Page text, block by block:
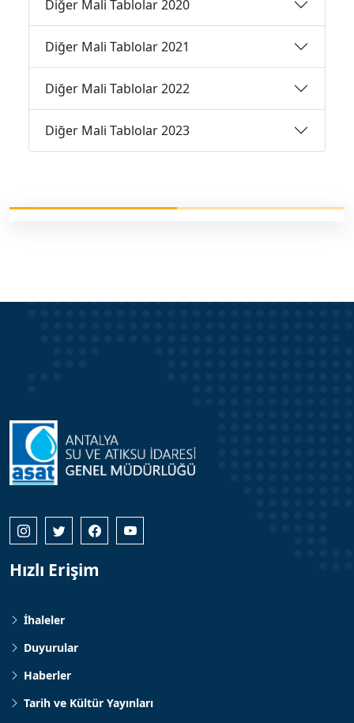
Diğer Mali Tablolar 2020
Diğer Mali Tablolar 2021
Diğer Mali Tablolar 2022
Diğer Mali Tablolar 2023
Hızlı Erişim
İhaleler
Duyurular
Haberler
Tarih ve Kültür Yayınları